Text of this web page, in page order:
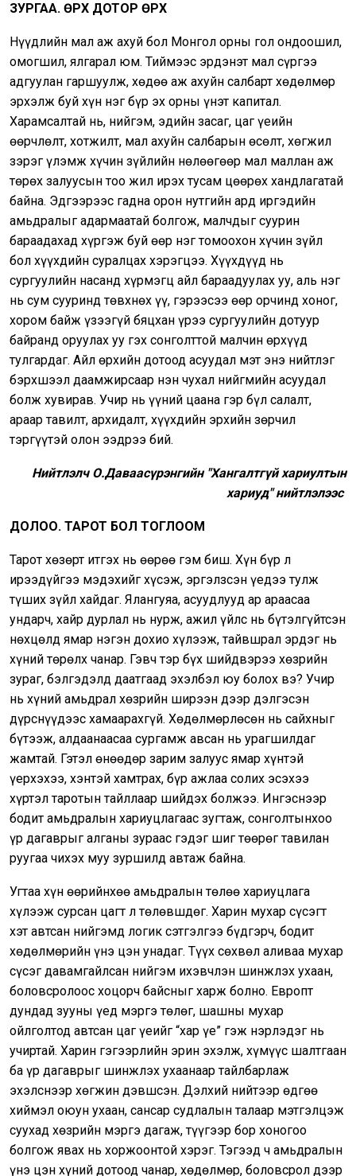
ЗУРГАА. ӨРХ ДОТОР ӨРХ
Нүүдлийн мал аж ахуй бол Монгол орны гол ондоошил,
омогшил, ялгарал юм. Тиймээс эрдэнэт мал сүргээ
адгуулан гаршуулж, хөдөө аж ахуйн салбарт хөдөлмөр
эрхэлж буй хүн нэг бүр эх орны үнэт капитал.
Харамсалтай нь, нийгэм, эдийн засаг, цаг үеийн
өөрчлөлт, хотжилт, мал ахуйн салбарын өсөлт, хөгжил
зэрэг үлэмж хүчин зүйлийн нөлөөгөөр мал маллан аж
төрөх залуусын тоо жил ирэх тусам цөөрөх хандлагатай
байна. Эдгээрээс гадна орон нутгийн ард иргэдийн
амьдралыг адармаатай болгож, малчдыг суурин
бараадахад хүргэж буй өөр нэг томоохон хүчин зүйл
бол хүүхдийн суралцах хэрэгцээ. Хүүхдүүд нь
сургуулийн насанд хүрмэгц айл бараадуулах уу, аль нэг
нь сум сууринд төвхнөх үү, гэрээсээ өөр орчинд хоног,
хором байж үзээгүй бяцхан үрээ сургуулийн дотуур
байранд оруулах уу гэх сонголттой малчин өрхүүд
тулгардаг. Айл өрхийн дотоод асуудал мэт энэ нийтлэг
бэрхшээл даамжирсаар нэн чухал нийгмийн асуудал
болж хувирав. Учир нь үүний цаана гэр бүл салалт,
араар тавилт, архидалт, хүүхдийн эрхийн зөрчил
тэргүүтэй олон ээдрээ бий.
Нийтлэлч О.Даваасүрэнгийн "Хангалтгүй хариултын
хариуд" нийтлэлээс
ДОЛОО. ТАРОТ БОЛ ТОГЛООМ
Тарот хөзөрт итгэх нь өөрөө гэм биш. Хүн бүр л
ирээдүйгээ мэдэхийг хүсэж, эргэлзсэн үедээ тулж
түших зүйл хайдаг. Ялангуяа, асуудлууд ар араасаа
ундарч, хайр дурлал нь нурж, ажил үйлс нь бүтэлгүйтсэн
нөхцөлд ямар нэгэн дохио хүлээж, тайвшрал эрдэг нь
хүний төрөлх чанар. Гэвч тэр бүх шийдвэрээ хөзрийн
зураг, бэлгэдэлд даатгаад эхэлбэл юу болох вэ? Учир
нь хүний амьдрал хөзрийн ширээн дээр дэлгэсэн
дүрснүүдээс хамаарахгүй. Хөдөлмөрлөсөн нь сайхныг
бүтээж, алдаанаасаа сургамж авсан нь урагшилдаг
жамтай. Гэтэл өнөөдөр зарим залуус ямар хүнтэй
үерхэхээ, хэнтэй хамтрах, бүр ажлаа солих эсэхээ
хүртэл таротын тайллаар шийдэх болжээ. Ингэснээр
бодит амьдралын хариуцлагаас зугтаж, сонголтынхоо
үр дагаврыг алганы зураас гэдэг шиг төөрөг тавилан
руугаа чихэх муу зуршилд автаж байна.
Угтаа хүн өөрийнхөө амьдралын төлөө хариуцлага
хүлээж сурсан цагт л төлөвшдөг. Харин мухар сүсэгт
хэт автсан нийгэмд логик сэтгэлгээ бүдгэрч, бодит
хөдөлмөрийн үнэ цэн унадаг. Түүх сөхвөл аливаа мухар
сүсэг давамгайлсан нийгэм ихэвчлэн шинжлэх ухаан,
боловсролоос хоцорч байсныг харж болно. Европт
дундад зууны үед мэргэ төлөг, шашны мухар
ойлголтод автсан цаг үеийг “хар үе” гэж нэрлэдэг нь
учиртай. Харин гэгээрлийн эрин эхэлж, хүмүүс шалтгаан
ба үр дагаврыг шинжлэх ухаанаар тайлбарлаж
эхэлснээр хөгжин дэвшсэн. Дэлхий нийтээр өдгөө
хиймэл оюун ухаан, сансар судлалын талаар мэтгэлцэж
суухад хөзрийн мэргэ дагаж, түүгээр бор хоногоо
болгож явах нь хоржоонтой хэрэг. Тэгээд ч амьдралын
үнэ цэн хүний дотоод чанар, хөдөлмөр, боловсрол дээр